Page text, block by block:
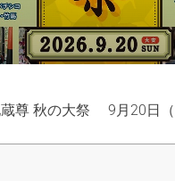
尊 秋の大祭 9月20日（